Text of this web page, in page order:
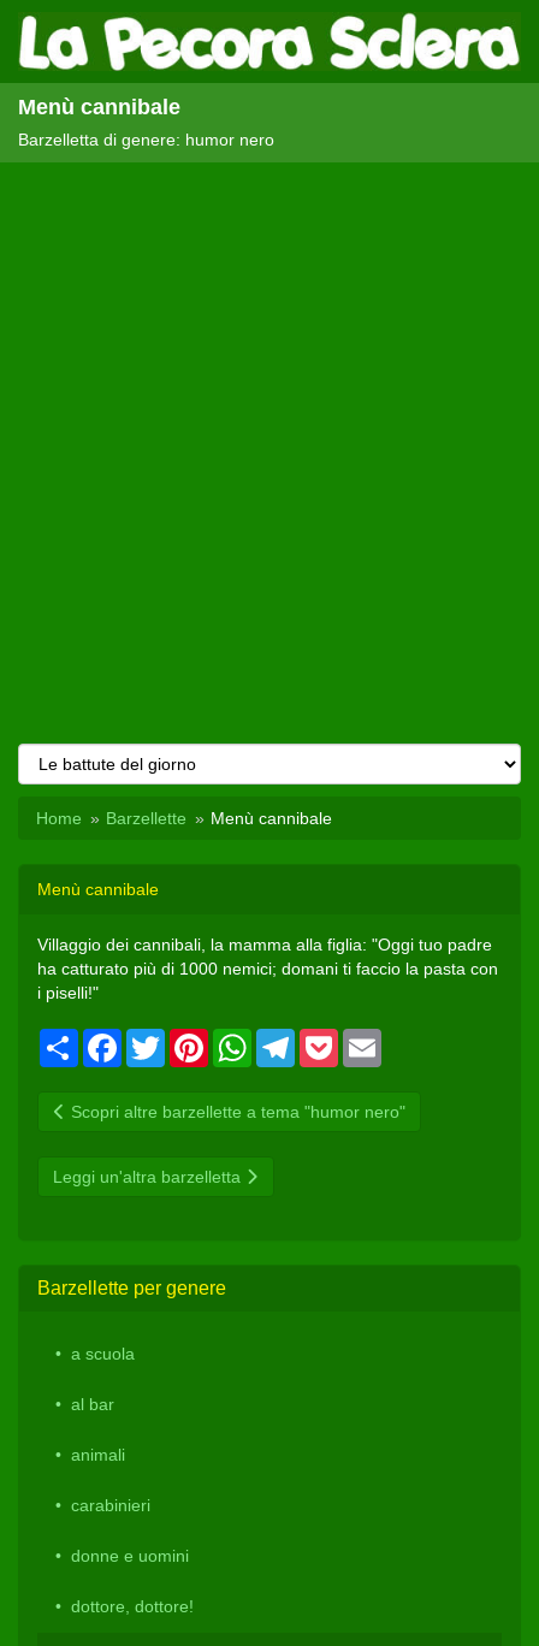
Menù cannibale
Barzelletta di genere: humor nero
Home Barzellette Menù cannibale
Menù cannibale
Villaggio dei cannibali, la mamma alla figlia: "Oggi tuo padre
ha catturato più di 1000 nemici; domani ti faccio la pasta con
i piselli!"
CondividiFacebook
Twitter PinterestWhatsAppTelegram
Pocket
Scopri altre barzellette a tema "humor nero"
Leggi un'altra barzelletta
Barzellette per genere
a scuola
al bar
animali
carabinieri
donne e uomini
dottore, dottore!